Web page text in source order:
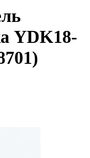
YDK18-